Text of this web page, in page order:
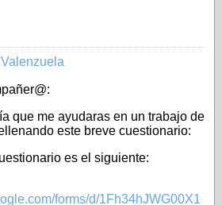
que me ayudaras en un trabajo de
este breve cuestionario:
es el siguiente:
forms/d/1Fh34hJWG00X1